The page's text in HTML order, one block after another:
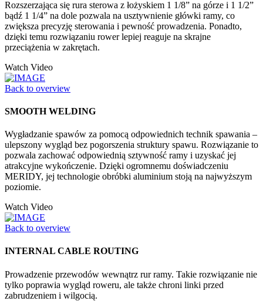
Rozszerzająca się rura sterowa z łożyskiem 1 1/8” na górze i 1 1/2”
bądź 1 1/4” na dole pozwala na usztywnienie główki ramy, co
zwiększa precyzję sterowania i pewność prowadzenia. Ponadto,
dzięki temu rozwiązaniu rower lepiej reaguje na skrajne
przeciążenia w zakrętach.
Watch Video
Back to overview
SMOOTH WELDING
Wygładzanie spawów za pomocą odpowiednich technik spawania –
ulepszony wygląd bez pogorszenia struktury spawu. Rozwiązanie to
pozwala zachować odpowiednią sztywność ramy i uzyskać jej
atrakcyjne wykończenie. Dzięki ogromnemu doświadczeniu
MERIDY, jej technologie obróbki aluminium stoją na najwyższym
poziomie.
Watch Video
Back to overview
INTERNAL CABLE ROUTING
Prowadzenie przewodów wewnątrz rur ramy. Takie rozwiązanie nie
tylko poprawia wygląd roweru, ale także chroni linki przed
zabrudzeniem i wilgocią.